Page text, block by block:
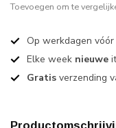
Toevoegen om te
Op werkdagen vóór
Elke week nieuwe
Gratis verzending